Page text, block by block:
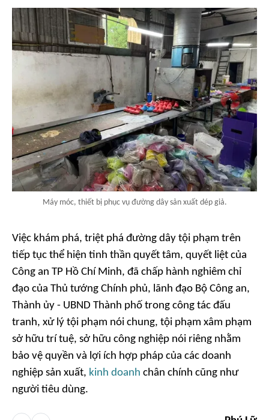
Máy móc, thiết bị phục vụ đường dây sản xuất dép giả.
Việc khám phá, triệt phá đường dây tội phạm trên
tiếp tục thể hiện tinh thần quyết tâm, quyết liệt của
Công an TP Hồ Chí Minh, đã chấp hành nghiêm chỉ
đạo của Thủ tướng Chính phủ, lãnh đạo Bộ Công an,
Thành ủy - UBND Thành phố trong công tác đấu
tranh, xử lý tội phạm nói chung, tội phạm xâm phạm
sở hữu trí tuệ, sở hữu công nghiệp nói riêng nhằm
bảo vệ quyền và lợi ích hợp pháp của các doanh
nghiệp sản xuất, kinh doanh chân chính cũng như
người tiêu dùng.